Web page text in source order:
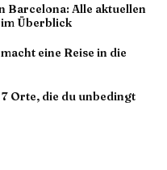
Barcelona: Alle aktuellen
Überblick
eine Reise in die
Orte, die du unbedingt